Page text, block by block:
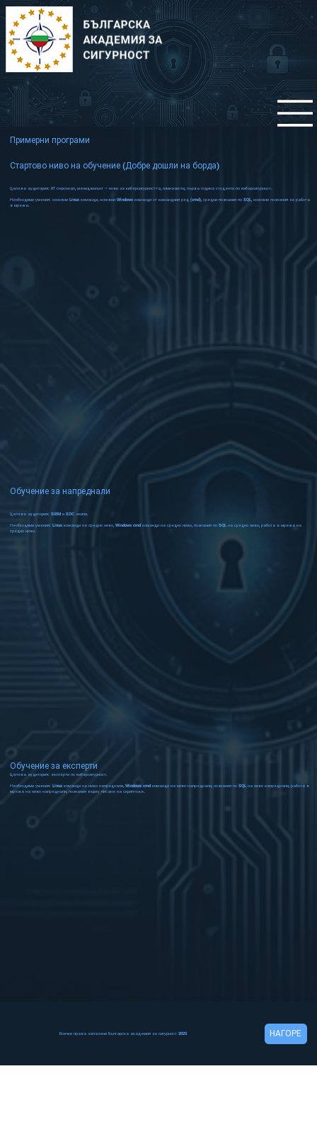
Стартово ниво на обучение (Добре дошли на борда)
Целева аудитория: ИТ персонал, мениджмънт – нови за киберсигурността, гимназисти, първа година студенти по киберсигурност.
Необходими умения: основни Linux команди, основни Windows команди от командния ред (cmd), средни познания по SQL, основни познания за работа
в мрежа.
Обучение за напреднали
Целева аудитория: SIEM и SOC екипи.
Необходими умения: Linux команди на средно ниво, Windows cmd команди на средно ниво, познания по SQL на средно ниво, работа в мрежа на
средно ниво.
Обучение за експерти
Целева аудитория: експерти по киберсигурност.
Необходими умения: Linux команди на ниво напреднали, Windows cmd команди на ниво напреднали, познания по SQL на ниво напреднали, работа в
мрежа на ниво напреднали, познания върху писане на скриптове.
Примерни програми
Всички права запазени Българска академия за сигурност 2025 НАГОРЕ